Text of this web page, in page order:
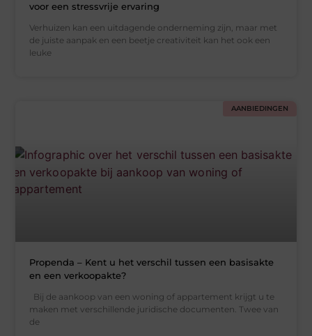
voor een stressvrije ervaring
Verhuizen kan een uitdagende onderneming zijn, maar met
de juiste aanpak en een beetje creativiteit kan het ook een
leuke
AANBIEDINGEN
Propenda – Kent u het verschil tussen een basisakte
en een verkoopakte?
Bij de aankoop van een woning of appartement krijgt u te
maken met verschillende juridische documenten. Twee van
de